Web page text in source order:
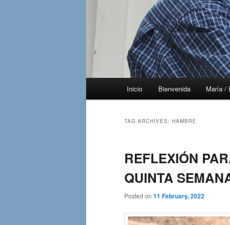
Inicio Bienvenida María /
TAG ARCHIVES: HAMBRE
REFLEXIÓN
QUINTA
Posted on 11 February, 2022